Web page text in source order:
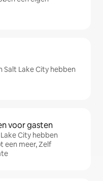
Salt Lake City hebben
voor gasten
City hebben
een meer, Zelf